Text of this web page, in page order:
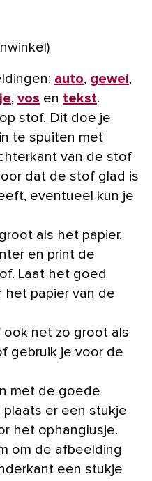
auto, gewei,
, vos en tekst.
stof. Dit doe je
te spuiten met
van de stof
dat de stof glad is
eventueel kun je
als het papier.
en print de
Laat het goed
het papier van de
net zo groot als
gebruik je voor de
met de goede
er een stukje
het ophanglusje.
om de afbeelding
een stukje